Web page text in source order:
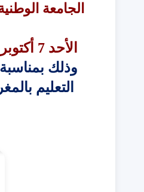
الجامعة
الأحد 7 أكتوبر 2018 العاشرة صباحا انطلاقا من وزارة التربية نحو البرلمان
التعليم